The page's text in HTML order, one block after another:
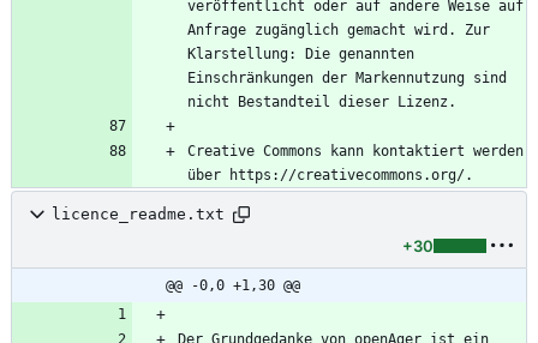
veröffentlicht oder auf andere Weise auf
Anfrage zugänglich gemacht wird. Zur
Klarstellung: Die genannten
Einschränkungen der Markennutzung sind
Creative Commons kann kontaktiert werden
über https://creativecommons.org/.
licence_readme.txt
+30
@@ -0,0 +1,30 @@
Der Grundgedanke von openAger ist ein